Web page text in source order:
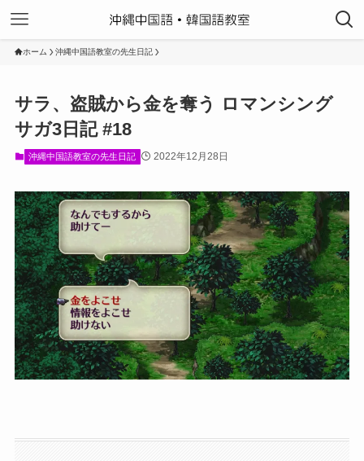
ホーム 沖縄中国語教室の先生日記
サラ、盗賊から金を奪う ロマンシング
サガ3日記 #18
沖縄中国語教室の先生日記 2022年12月28日